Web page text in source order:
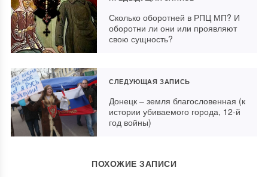
Сколько оборотней в РПЦ МП? И
оборотни ли они или проявляют
свою сущность?
СЛЕДУЮЩАЯ ЗАПИСЬ
Донецк – земля благословенная (к
истории убиваемого города, 12-й
год войны)
ПОХОЖИЕ ЗАПИСИ